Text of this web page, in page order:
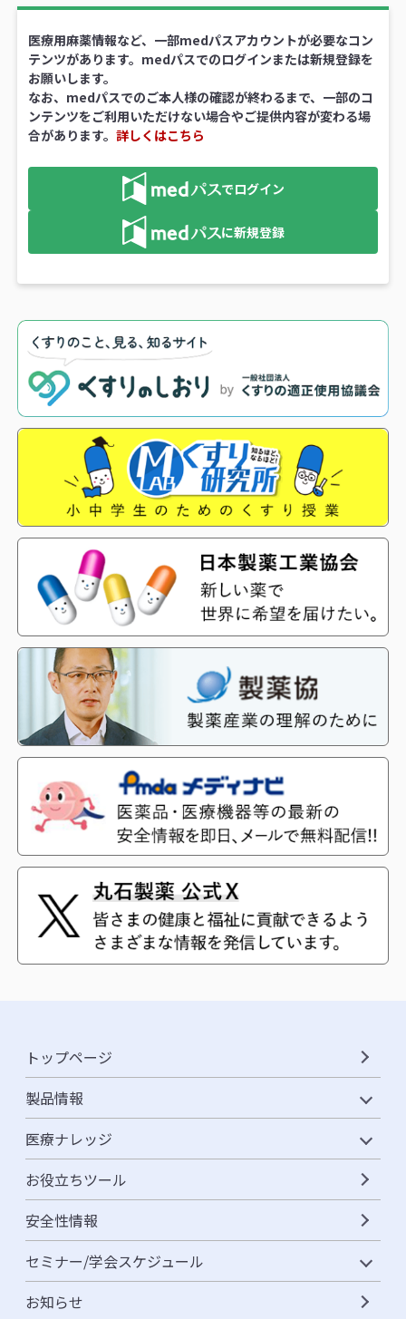
医療用麻薬情報など、一部medパスアカウントが必要なコン
テンツがあります。medパスでのログインまたは新規登録を
お願いします。
なお、medパスでのご本人様の確認が終わるまで、一部のコ
ンテンツをご利用いただけない場合やご提供内容が変わる場
合があります。詳しくはこちら
でログイン
に新規登録
トップページ
製品情報
医療ナレッジ
お役立ちツール
安全性情報
セミナー/学会スケジュール
お知らせ